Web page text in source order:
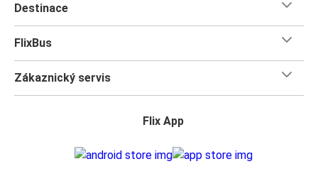
Destinace
FlixBus
Zákaznický servis
Flix App